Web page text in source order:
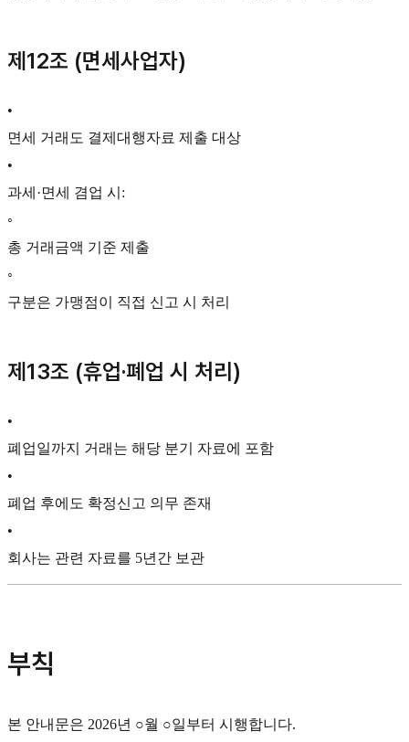
제12조 (면세사업자)
•
면세 거래도 결제대행자료 제출 대상
•
과세·면세 겸업 시:
◦
총 거래금액 기준 제출
◦
구분은 가맹점이 직접 신고 시 처리
제13조 (휴업·폐업 시 처리)
•
폐업일까지 거래는 해당 분기 자료에 포함
•
폐업 후에도 확정신고 의무 존재
•
회사는 관련 자료를 5년간 보관
부칙
본 안내문은 2026년 ○월 ○일부터 시행합니다.